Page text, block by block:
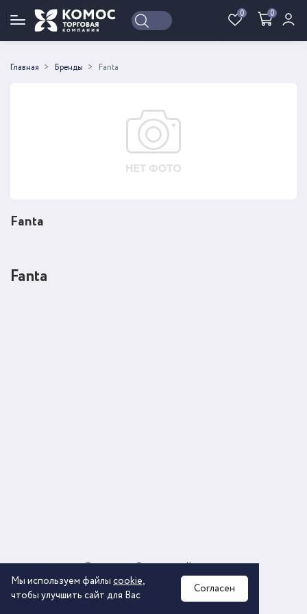
0 0
Войти Регистрация
Главная Бренды Fanta
Fanta
Fanta
2026 © ООО «КОМОС ГРУПП» «Торговая компания»
О компании Соглашение
Политика обработки персональных данных
Контакты
Мы используем файлы cookie,
чтобы улучшить сайт для Вас
Согласен